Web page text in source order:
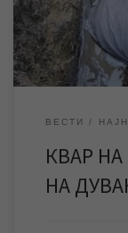
ЈКП „Водовод […]
ВЕСТИ
КВАР
НА